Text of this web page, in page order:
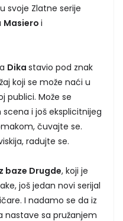
svoje Zlatne serije
Masiero i
Dika stavio pod znak
koji se može naći u
publici. Može se
i još eksplicitnijeg
čuvajte se.
radujte se.
baze Drugde, koji je
još jedan novi serijal
I nadamo se da iz
nastave sa pružanjem